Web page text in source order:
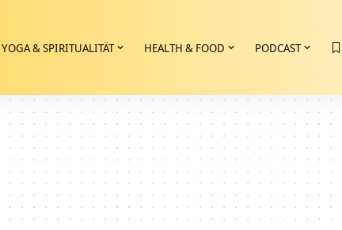
YOGA & SPIRITUALITÄT HEALTH & FOOD PODCAST